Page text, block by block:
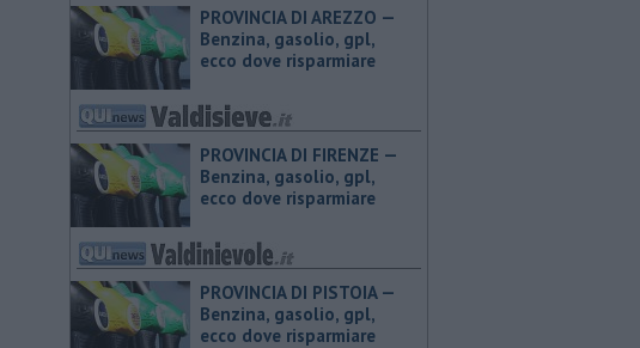
PROVINCIA DI AREZZO — ​
Benzina, gasolio, gpl,
ecco dove risparmiare
PROVINCIA DI FIRENZE — ​
Benzina, gasolio, gpl,
ecco dove risparmiare
PROVINCIA DI PISTOIA — ​
Benzina, gasolio, gpl,
ecco dove risparmiare